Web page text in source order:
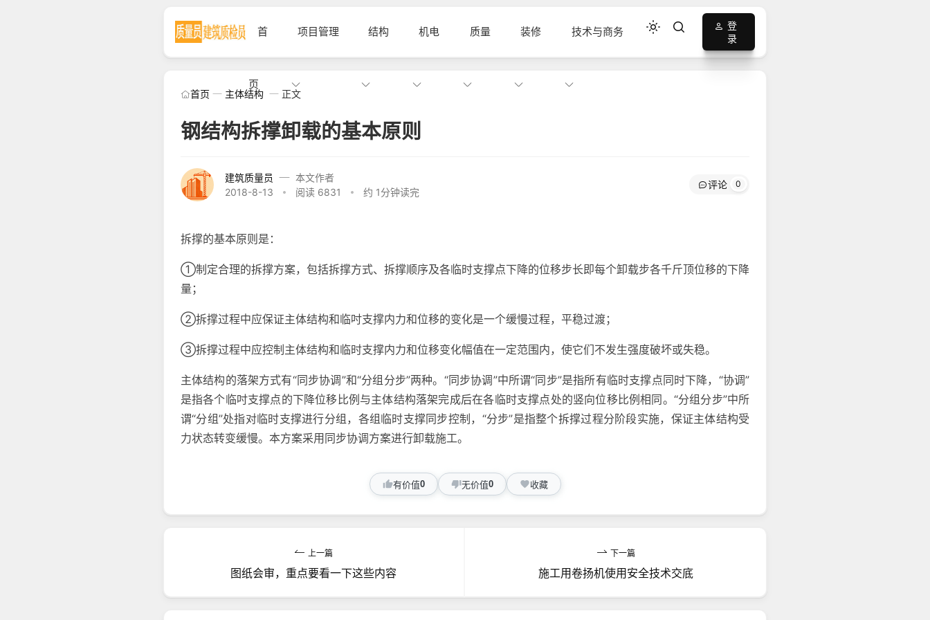
首
页
项目管理 结构 机电 质量 装修 技术与商务
登
录
首页 主体结构 正文
钢结构拆撑卸载的基本原则
建筑质量员
本文作者
2018-8-13
阅读 6831 约 1分钟读完
评论 0
拆撑的基本原则是：
①制定合理的拆撑方案，包括拆撑方式、拆撑顺序及各临时支撑点下降的位移步长即每个卸载步各千斤顶位移的下降
量；
②拆撑过程中应保证主体结构和临吋支撑内力和位移的变化是一个缓慢过程，平稳过渡；
③拆撑过程中应控制主体结构和临时支撑内力和位移变化幅值在一定范围内，使它们不发生强度破坏或失稳。
主体结构的落架方式有“同步协调”和“分组分步”两种。“同步协调”中所谓“同步”是指所有临时支撑点同时下降，“协调”
是指各个临吋支撑点的下降位移比例与主体结构落架完成后在各临时支撑点处的竖向位移比例相同。“分组分步”中所
谓“分组”处指对临时支撑进行分组，各组临时支撑同步控制，“分步”是指整个拆撑过程分阶段实施，保证主体结构受
力状态转变缓慢。本方案采用同步协调方案进行卸载施工。
有价值0 无价值0 收藏
上一篇
图纸会审，重点要看一下这些内容
下一篇
施工用卷扬机使用安全技术交底